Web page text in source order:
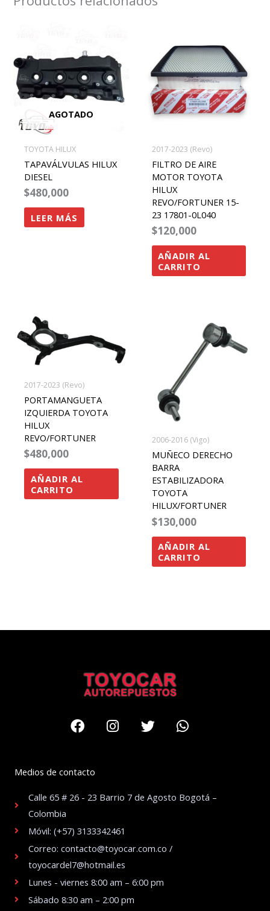
AGOTADO
TOYOTA HILUX
TAPAVÁLVULAS HILUX
DIESEL
$480,000
LEER MÁS
2017-2023 (Revo)
FILTRO DE AIRE
MOTOR TOYOTA
HILUX
REVO/FORTUNER 15-
23 17801-0L040
$120,000
AÑADIR AL
CARRITO
2017-2023 (Revo)
PORTAMANGUETA
IZQUIERDA TOYOTA
HILUX
REVO/FORTUNER
$480,000
AÑADIR AL
CARRITO
2006-2016 (Vigo)
MUÑECO DERECHO
BARRA
ESTABILIZADORA
TOYOTA
HILUX/FORTUNER
$130,000
AÑADIR AL
CARRITO
FacebookInstagram
TwitterWhatsapp
Medios de contacto
Calle 65 # 26 - 23 Barrio 7 de Agosto Bogotá –
Colombia
Móvil: (+57) 3133342461
Correo: contacto@toyocar.com.co /
toyocardel7@hotmail.es
Lunes - viernes 8:00 am – 6:00 pm
Sábado 8:30 am – 2:00 pm